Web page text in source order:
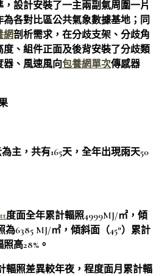
設計安裝了一主兩副氣周圍一片
各對比區公共氣象數據基地；同
網剖析需求，在分歧支架、分歧角
度、組件正面及後背安裝了分歧類
器、風速風向包養網單次傳感器
主，共有165天，全年出現雨天50
度面全年累計輻照4999MJ/㎡，傾
6385 MJ/㎡，傾斜面（45°）累計
高28%。
輻照差異較年夜，程度面月累計輻